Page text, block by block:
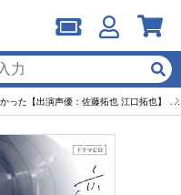
った【出演声優：佐藤拓也 江口拓也】